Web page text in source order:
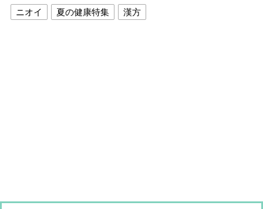
ニオイ
夏の健康特集 漢方